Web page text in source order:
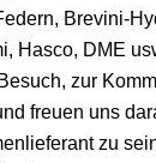
Brevini-
Hasco, DME
zur
freuen uns
zu